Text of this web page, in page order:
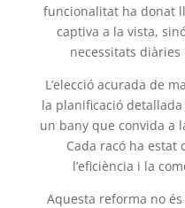
funcionalitat ha donat
captiva a la vista,
necessitats
L’elecció acurada de
la planificació
un bany que convida a
Cada racó ha
l’eficiència i la
Aquesta reforma no